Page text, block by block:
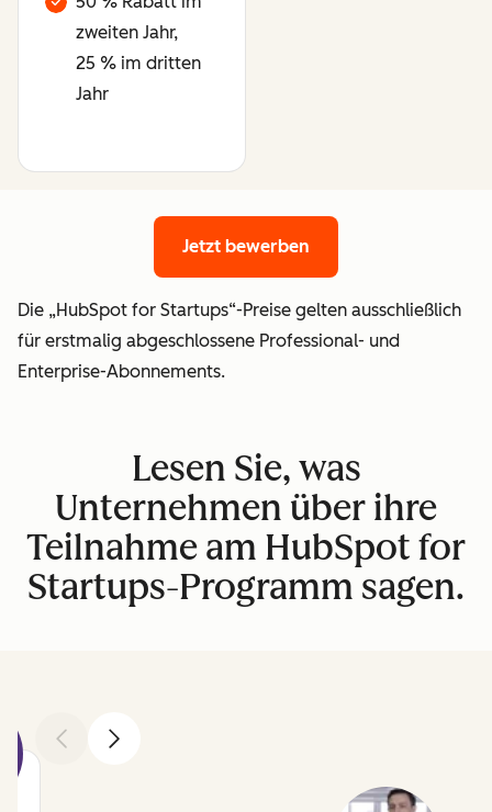
zweiten Jahr,
25 % im dritten
Jahr
Jetzt bewerben
Die „HubSpot for Startups“-Preise gelten ausschließlich
für erstmalig abgeschlossene Professional- und
Enterprise-Abonnements.
Lesen Sie, was
Unternehmen über ihre
Teilnahme am HubSpot for
Startups-Programm sagen.
ZurückWeiter